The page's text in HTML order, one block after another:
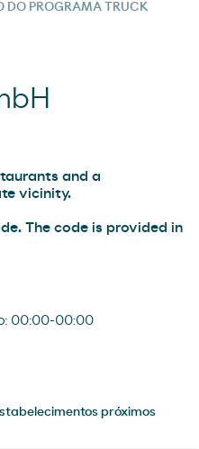
DO PROGRAMA TRUCK
and a
vicinity.
The code is provided in
00:00-00:00
próximos